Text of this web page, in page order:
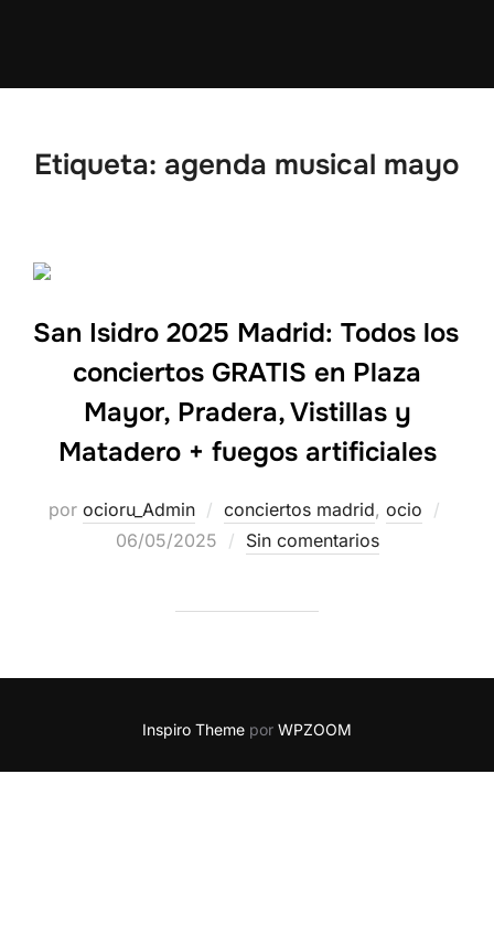
Etiqueta: agenda musical mayo
San Isidro 2025 Madrid: Todos los
conciertos GRATIS en Plaza
Mayor, Pradera, Vistillas y
Matadero + fuegos artificiales
por ocioru_Admin conciertos madrid, ocio
06/05/2025
Sin comentarios
Inspiro Theme por WPZOOM